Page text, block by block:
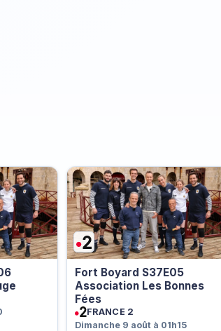
Fort Boyard S37E05
Association Les Bonnes
Fées
FRANCE 2
Dimanche 9 août à 01h15